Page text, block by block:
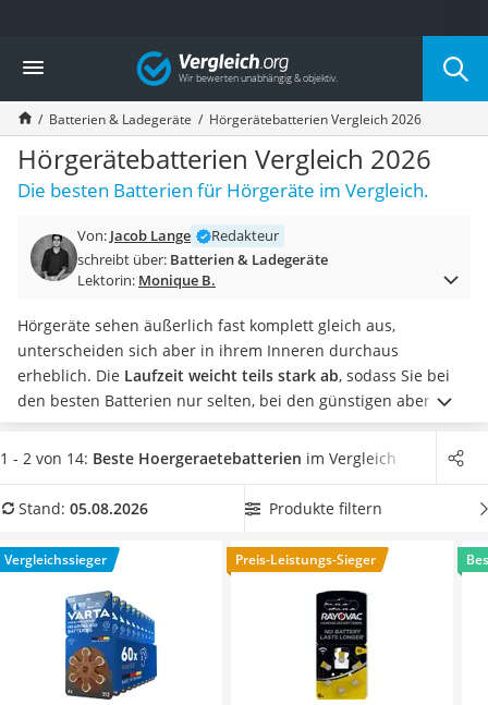
Die beliebtesten Vergleiche nach Kategorie
Elektronik
Powerstation
Monitor 32 Zoll 4K
Fernseher
Drucker
Desktop-PC
Diascanner
Laser-Multifunktionsdrucker
Powerstation mit Solarpanel
Gaming-PC
Soundbar
17-Zoll-Laptop
Satellitenschüssel
Gaming-Headset
Tablets unter 200 Euro
Lichtwecker
Acer Aspire
Vergleich
Batterien & Ladegeräte Hörgerätebatterien Vergleich 2026
Hörgerätebatterien Vergleich 2026
Die besten Batterien für Hörgeräte im Vergleich.
Von: Jacob Lange
Redakteur
schreibt über: Batterien & Ladegeräte
Lektorin: Monique B.
Hörgeräte sehen äußerlich fast komplett gleich aus,
unterscheiden sich aber in ihrem Inneren durchaus
erheblich. Die Laufzeit weicht teils stark ab, sodass Sie bei
den besten Batterien nur selten, bei den günstigen aber
besonders häufig einen Austausch vornehmen müssen.
Wählen Sie jetzt aus unserer Test- bzw. Vergleichstabelle den
als auch Typ 312 (
zum Typ-312-Vergleich)sind dort
besonders das Modell
Varta Hörgerätebatterien Typ 312
mit
seinen Eigenschaften.
1 - 2 von 14: Beste Hoergeraetebatterien im Vergleich
Stand: 05.08.2026 Produkte filtern
Vergleichssieger Preis-Leistungs-Sieger